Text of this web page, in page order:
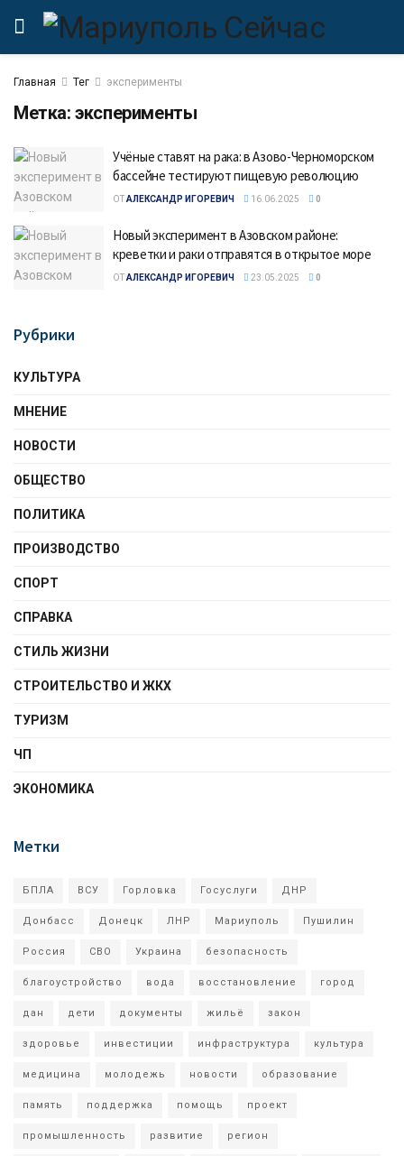
Главная Тег эксперименты
Метка:эксперименты
Учёные ставят на рака: в Азово-Черноморском
бассейне тестируют пищевую революцию
ОТАЛЕКСАНДР ИГОРЕВИЧ 16.06.2025 0
Новый эксперимент в Азовском районе:
креветки и раки отправятся в открытое море
ОТАЛЕКСАНДР ИГОРЕВИЧ 23.05.2025 0
Рубрики
КУЛЬТУРА
МНЕНИЕ
НОВОСТИ
ОБЩЕСТВО
ПОЛИТИКА
ПРОИЗВОДСТВО
СПОРТ
СПРАВКА
СТИЛЬ ЖИЗНИ
СТРОИТЕЛЬСТВО И ЖКХ
ТУРИЗМ
ЧП
ЭКОНОМИКА
Метки
БПЛА ВСУ Горловка Госуслуги ДНР
Донбасс Донецк ЛНР Мариуполь Пушилин
Россия СВО Украина безопасность
благоустройство вода восстановление город
дан дети документы жильё закон
здоровье инвестиции инфраструктура культура
медицина молодежь новости образование
память поддержка помощь проект
промышленность развитие регион